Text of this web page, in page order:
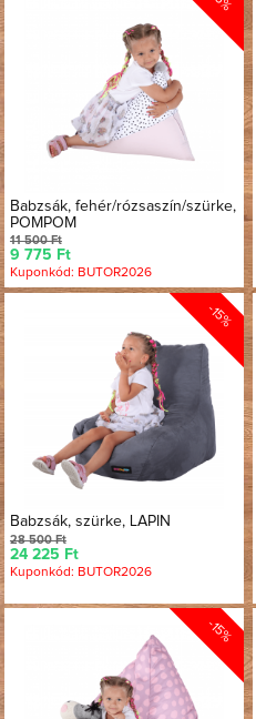
Babzsák, fehér/rózsaszín/szürke,
POMPOM
11 500 Ft
9 775 Ft
Kuponkód: BUTOR2026
-15%
Babzsák, szürke, LAPIN
28 500 Ft
24 225 Ft
Kuponkód: BUTOR2026
-15%